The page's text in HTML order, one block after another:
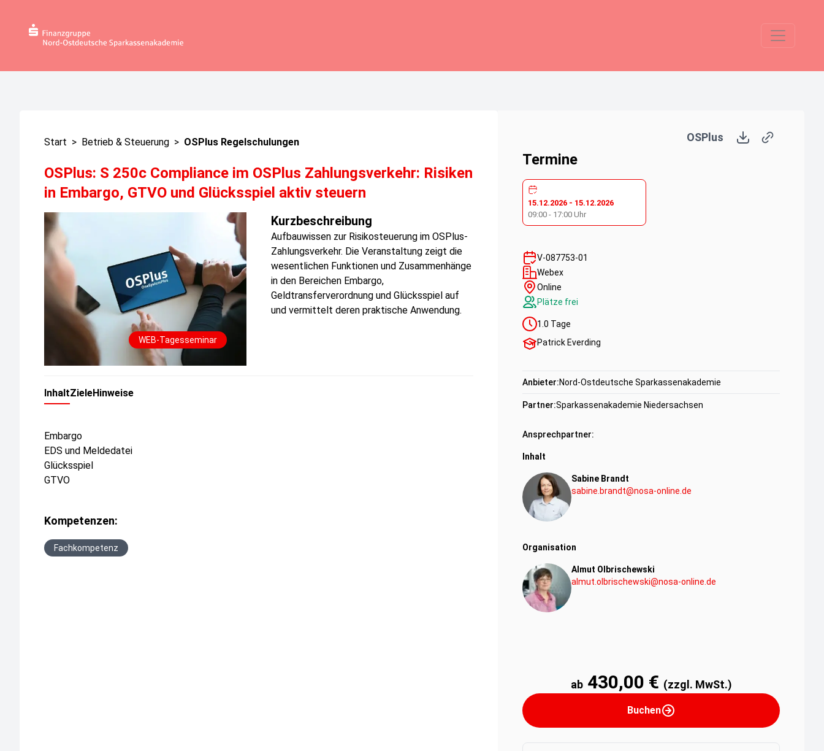
Start > Betrieb & Steuerung > OSPlus Regelschulungen
OSPlus: S 250c Compliance im OSPlus Zahlungsverkehr: Risiken
in Embargo, GTVO und Glücksspiel aktiv steuern
WEB-Tagesseminar
Kurzbeschreibung
Aufbauwissen zur Risikosteuerung im OSPlus-
Zahlungsverkehr. Die Veranstaltung zeigt die
wesentlichen Funktionen und Zusammenhänge
in den Bereichen Embargo,
Geldtransferverordnung und Glücksspiel auf
und vermittelt deren praktische Anwendung.
InhaltZieleHinweise
Embargo
EDS und Meldedatei
Glücksspiel
GTVO
Kompetenzen:
Fachkompetenz
OSPlus
Termine
15.12.2026 - 15.12.2026
09:00 - 17:00 Uhr
V-087753-01
Webex
Online
Plätze frei
1.0 Tage
Patrick Everding
Anbieter:Nord-Ostdeutsche Sparkassenakademie
Partner:Sparkassenakademie Niedersachsen
Ansprechpartner:
Inhalt
Sabine Brandt
sabine.brandt@nosa-online.de
Organisation
Almut Olbrischewski
almut.olbrischewski@nosa-online.de
ab 430,00 € (zzgl. MwSt.)
Buchen